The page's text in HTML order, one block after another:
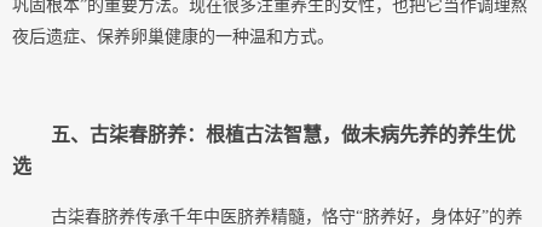
巩固根本”的重要方法。现在很多注重养生的女性，也把它当作调理熬
夜后遗症、保养卵巢健康的一种温和方式。
五、古柒春脐养：根植古法智慧，做未病先养的养生优
选
古柒春脐养传承千年中医脐养精髓，恪守“脐养好，身体好”的养